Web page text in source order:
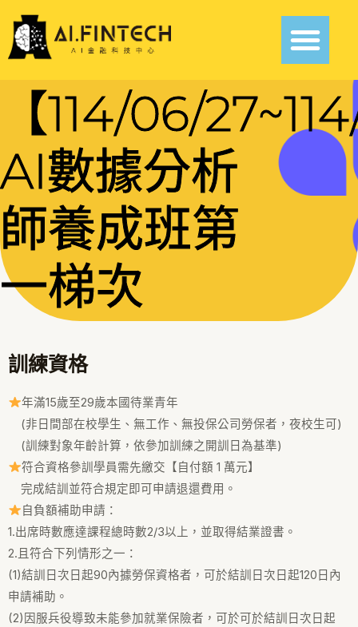
【114/06/
AI數據分析
師養成班第
一梯次
訓練資格
年滿15歲至29歲本國待業青年
(非日間部在校學生、無工作、無投保公司勞保者，夜校生可)
(訓練對象年齡計算，依參加訓練之開訓日為基準)
符合資格參訓學員需先繳交【自付額 1 萬元】
完成結訓並符合規定即可申請退還費用。
自負額補助申請：
1.出席時數應達課程總時數2/3以上，並取得結業證書。
2.且符合下列情形之一：
(1)結訓日次日起90內據勞保資格者，可於結訓日次日起120日內
申請補助。
(2)因服兵役導致未能參加就業保險者，可於可於結訓日次日起